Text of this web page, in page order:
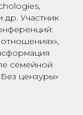
др. Участник
семейной
цензуры»